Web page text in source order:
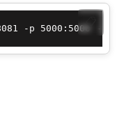
-p 5000:5000 --
📋